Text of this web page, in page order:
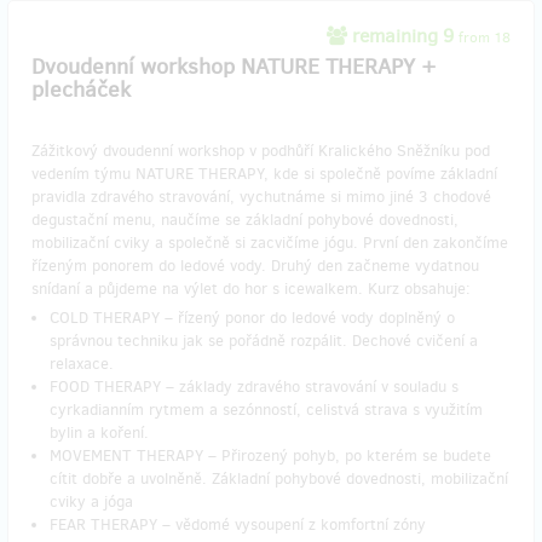
remaining 9 from 18
Dvoudenní workshop NATURE THERAPY +
plecháček
Zážitkový dvoudenní workshop v podhůří Kralického Sněžníku pod
vedením týmu NATURE THERAPY, kde si společně povíme základní
pravidla zdravého stravování, vychutnáme si mimo jiné 3 chodové
degustační menu, naučíme se základní pohybové dovednosti,
mobilizační cviky a společně si zacvičíme jógu. První den zakončíme
řízeným ponorem do ledové vody. Druhý den začneme vydatnou
snídaní a půjdeme na výlet do hor s icewalkem. Kurz obsahuje:
COLD THERAPY – řízený ponor do ledové vody doplněný o
správnou techniku jak se pořádně rozpálit. Dechové cvičení a
relaxace.
FOOD THERAPY – základy zdravého stravování v souladu s
cyrkadianním rytmem a sezónností, celistvá strava s využitím
bylin a koření.
MOVEMENT THERAPY – Přirozený pohyb, po kterém se budete
cítit dobře a uvolněně. Základní pohybové dovednosti, mobilizační
cviky a jóga
FEAR THERAPY – vědomé vysoupení z komfortní zóny